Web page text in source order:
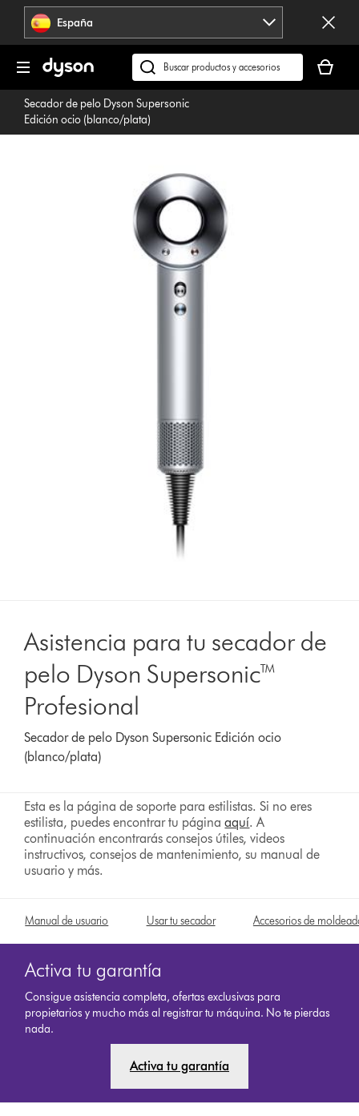
Omitir
navegación España
Buscar
en
dyson.es
cesta
está
Secador de pelo Dyson Supersonic
Edición ocio (blanco/plata)
Asistencia para tu secador de
pelo Dyson Supersonic™
Profesional
Secador de pelo Dyson Supersonic Edición ocio
(blanco/plata)
Esta es la página de soporte para estilistas. Si no eres
estilista, puedes encontrar tu páginaaquí. A
continuación encontrarás consejos útiles, videos
instructivos, consejos de mantenimiento, su manual de
usuario y más.
Manual de usuario Usar tu secador Accesorios de
Activa tu garantía
Consigue asistencia completa, ofertas exclusivas para
propietarios y mucho más al registrar tu máquina. No te pierdas
nada.
Activa tu garantía